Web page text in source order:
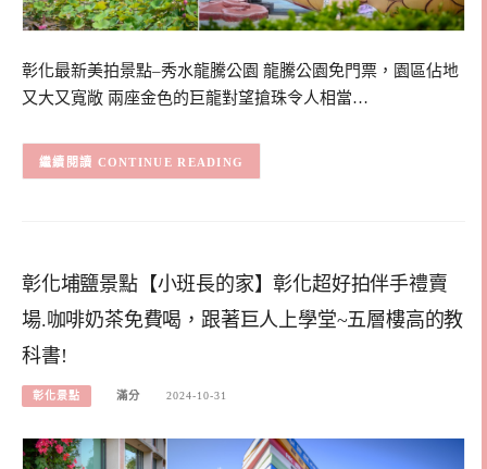
彰化最新美拍景點–秀水龍騰公園 龍騰公園免門票，園區佔地
又大又寬敞 兩座金色的巨龍對望搶珠令人相當…
CONTINUE READING
彰化埔鹽景點【小班長的家】彰化超好拍伴手禮賣
場.咖啡奶茶免費喝，跟著巨人上學堂~五層樓高的教
科書!
彰化景點 滿分 2024-10-31